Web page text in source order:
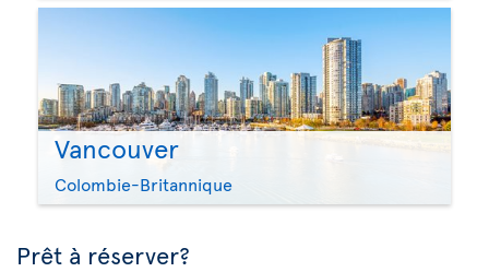
Vancouver
Colombie-Britannique
Prêt à réserver?